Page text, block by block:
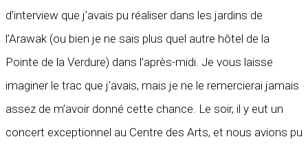
d’interview que j’avais pu réaliser dans les jardins de
l’Arawak (ou bien je ne sais plus quel autre hôtel de la
Pointe de la Verdure) dans l’après-midi. Je vous laisse
imaginer le trac que j’avais, mais je ne le remercierai jamais
assez de m’avoir donné cette chance. Le soir, il y eut un
concert exceptionnel au Centre des Arts, et nous avions pu